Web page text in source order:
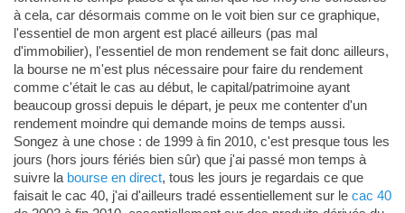
à cela, car désormais comme on le voit bien sur ce graphique,
l'essentiel de mon argent est placé ailleurs (pas mal
d'immobilier), l'essentiel de mon rendement se fait donc ailleurs,
la bourse ne m'est plus nécessaire pour faire du rendement
comme c'était le cas au début, le capital/patrimoine ayant
beaucoup grossi depuis le départ, je peux me contenter d'un
rendement moindre qui demande moins de temps aussi.
Songez à une chose : de 1999 à fin 2010, c'est presque tous les
jours (hors jours fériés bien sûr) que j'ai passé mon temps à
suivre la bourse en direct, tous les jours je regardais ce que
faisait le cac 40, j'ai d'ailleurs tradé essentiellement sur le cac 40